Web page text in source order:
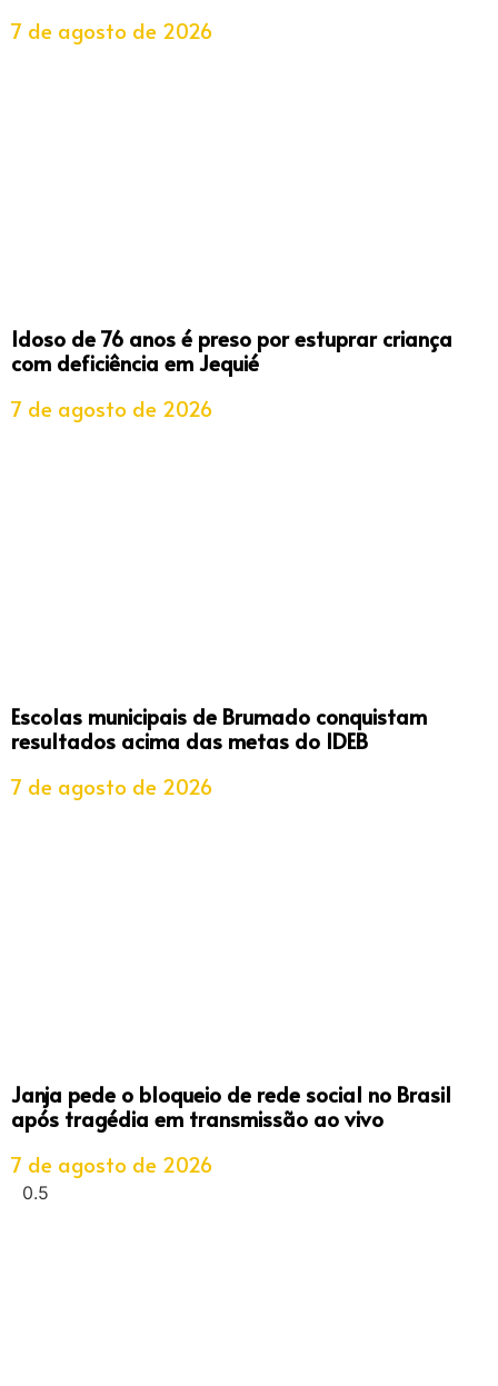
7 de agosto de 2026
Idoso de 76 anos é preso por estuprar criança
com deficiência em Jequié
7 de agosto de 2026
Escolas municipais de Brumado conquistam
resultados acima das metas do IDEB
7 de agosto de 2026
Janja pede o bloqueio de rede social no Brasil
após tragédia em transmissão ao vivo
7 de agosto de 2026